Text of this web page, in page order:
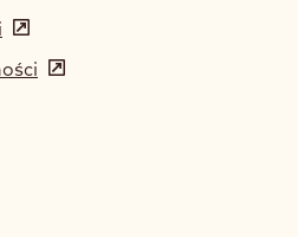
(opens
a
(opens